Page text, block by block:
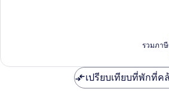
รวมภา
เปรียบเทียบที่พักที่ค